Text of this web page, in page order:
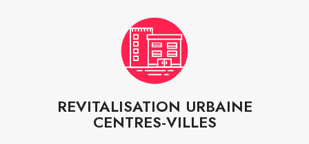
REVITALISATION URBAINE
CENTRES-VILLES